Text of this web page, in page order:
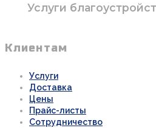
Услуги
Клиентам
Услуги
Доставка
Цены
Прайс-листы
Сотрудничество